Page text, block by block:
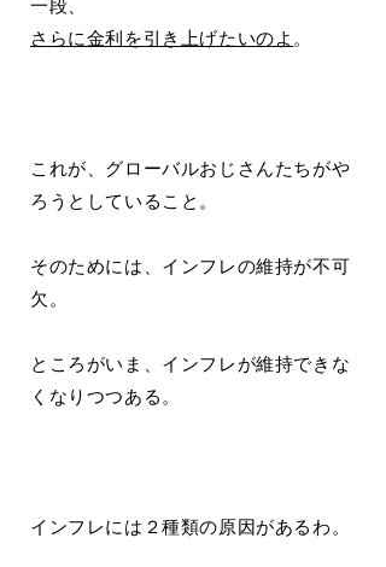
一段、
さらに金利を引き上げたいのよ 。
これが、グローバルおじさんたちがや
ろうとしていること。
そのためには、インフレの維持が不可
欠。
ところがいま、インフレが維持できな
くなりつつある。
インフレには２種類の原因があるわ。